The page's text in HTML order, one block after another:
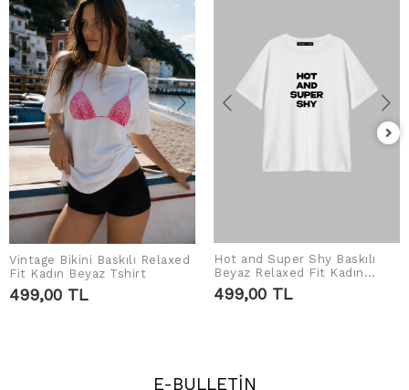
ADD TO CART
Vintage Bikini Baskılı Relaxed
Fit Kadın Beyaz Tshirt
499,00 TL
ADD TO CART
Hot and Super Shy Baskılı
Beyaz Relaxed Fit Kadın
Tshirt
499,00 TL
E-BULLETİN